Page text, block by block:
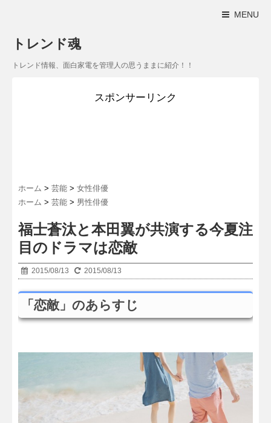
MENU
トレンド魂
トレンド情報、面白家電を管理人の思うままに紹介！！
スポンサーリンク
ホーム > 芸能 > 女性俳優
ホーム > 芸能 > 男性俳優
福士蒼汰と本田翼が共演する今夏注
目のドラマは恋敵
2015/08/13 2015/08/13
「恋敵」のあらすじ